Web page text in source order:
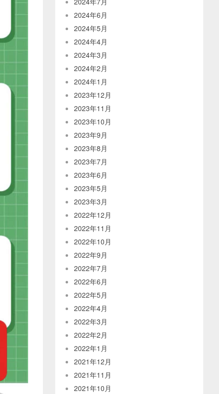
2024年6月
2024年5月
2024年4月
2024年3月
2024年2月
2024年1月
2023年12月
2023年11月
2023年10月
2023年9月
2023年8月
2023年7月
2023年6月
2023年5月
2023年3月
2022年12月
2022年11月
2022年10月
2022年9月
2022年7月
2022年6月
2022年5月
2022年4月
2022年3月
2022年2月
2022年1月
2021年12月
2021年11月
2021年10月